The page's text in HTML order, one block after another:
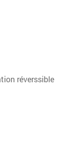
réverssible